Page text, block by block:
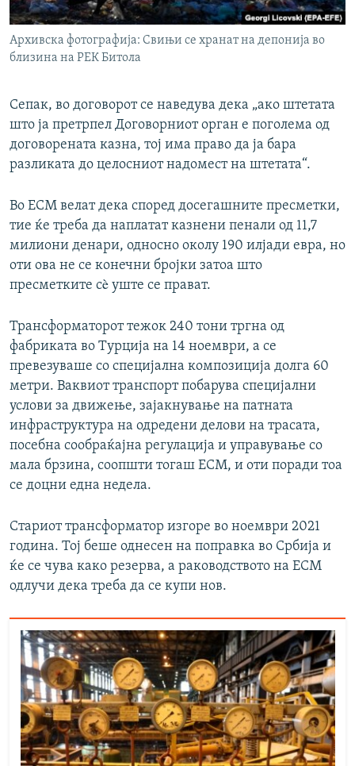
Архивска фотографија: Свињи се хранат на депонија во
близина на РЕК Битола
Сепак, во договорот се наведува дека „ако штетата
што ја претрпел Договорниот орган е поголема од
договорената казна, тој има право да ја бара
разликата до целосниот надомест на штетата“.
Во ЕСМ велат дека според досегашните пресметки,
тие ќе треба да наплатат казнени пенали од 11,7
милиони денари, односно околу 190 илјади евра, но
оти ова не се конечни бројки затоа што
пресметките сè уште се прават.
Трансформаторот тежок 240 тони тргна од
фабриката во Турција на 14 ноември, а се
превезуваше со специјална композиција долга 60
метри. Ваквиот транспорт побарува специјални
услови за движење, зајакнување на патната
инфраструктура на одредени делови на трасата,
посебна сообраќајна регулација и управување со
мала брзина, соопшти тогаш ЕСМ, и оти поради тоа
се доцни една недела.
Стариот трансформатор изгоре во ноември 2021
година. Тој беше однесен на поправка во Србија и
ќе се чува како резерва, а раководството на ЕСМ
одлучи дека треба да се купи нов.